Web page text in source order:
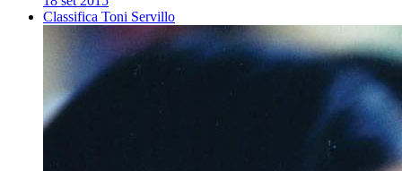
Classifica Toni Servillo